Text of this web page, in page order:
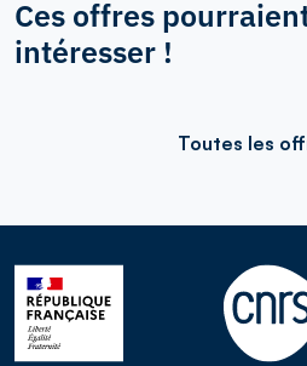
Ces offres
intéresser !
Toutes les